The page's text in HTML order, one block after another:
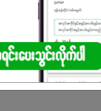
းချပြီးဝန်ဆောင်မှု
ည့်လုပ်ငန်းများဆောင်ရွက်
ည်။